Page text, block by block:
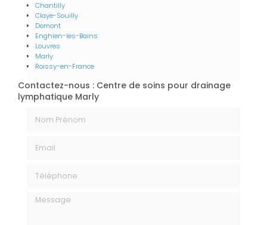
Chantilly
Claye-Souilly
Domont
Enghien-les-Bains
Louvres
Marly
Roissy-en-France
Contactez-nous : Centre de soins pour drainage
lymphatique Marly
Message